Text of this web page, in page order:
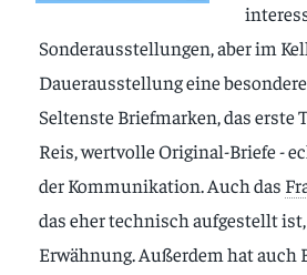
Sonderausstellungen, aber im
Dauerausstellung eine
Seltenste Briefmarken, das erste
Reis, wertvolle Original-Briefe -
der Kommunikation. Auch das
das eher technisch aufgestellt
Erwähnung. Außerdem hat auch